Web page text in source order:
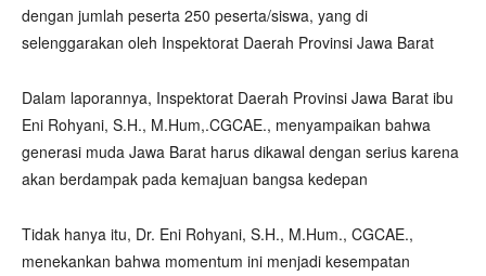
dengan jumlah peserta 250 peserta/siswa, yang di
selenggarakan oleh Inspektorat Daerah Provinsi Jawa Barat
Dalam laporannya, Inspektorat Daerah Provinsi Jawa Barat ibu
Eni Rohyani, S.H., M.Hum,.CGCAE., menyampaikan bahwa
generasi muda Jawa Barat harus dikawal dengan serius karena
akan berdampak pada kemajuan bangsa kedepan
Tidak hanya itu, Dr. Eni Rohyani, S.H., M.Hum., CGCAE.,
menekankan bahwa momentum ini menjadi kesempatan